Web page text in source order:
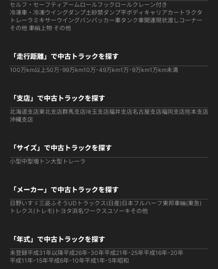
セルフ・セーフティ アームロールフックロールクレーン付き
冷凍車・冷凍ウイングダンプ土砂禁ダンプ平ボディ キャリアカー トラクタ
トレーラ ミキサーウイングバンパッカー車タンク車関連現状渡しコーナー
その他 車輌 上物 その他
「走行距離」で中古トラックを探す
100万km以上50万-99万km10万-49万km1万-9万km1万km未満
「支店」で中古トラックを探す
北海道支店東北支店群馬支店埼玉支店福井支店名古屋支店福岡支店熊本支店
沖縄支店
「サイズ」で中古トラックを探す
小型中型増トン大型 トレーラ
「メーカー」で中古トラックを探す
日野いすゞ 三菱ふそう UDトラックス(日産) 日本フルハーフ 東邦車輛(東急)
トレクス(トレモ) トヨタ浜名ワークス ユソーキその他
「年式」で中古トラックを探す
未登録平成31年以降平成26年-30年平成21年-25年平成16年-20年
平成11年-15年平成6年-10年平成1年-5年昭和